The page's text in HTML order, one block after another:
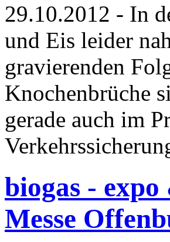
29.10.2012 - In
und Eis leider
gravierenden
Knochenbrüche
gerade auch im
biogas -
Messe